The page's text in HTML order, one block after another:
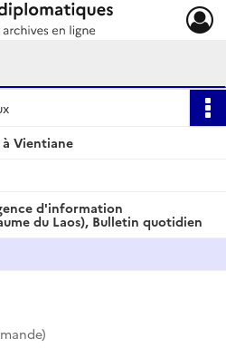
à Vientiane
d'information
du Laos), Bulletin quotidien